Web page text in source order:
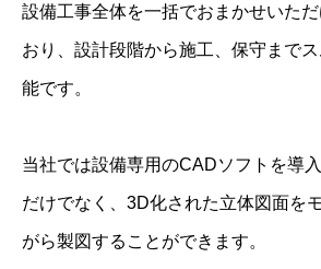
設備工事全体を一括でおまかせいた
おり、設計段階から施工、保守まで
能です。
当社では設備専用のCADソフトを導
だけでなく、3D化された立体図面を
がら製図することができます。